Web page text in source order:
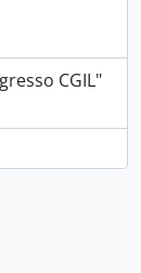
CGIL"